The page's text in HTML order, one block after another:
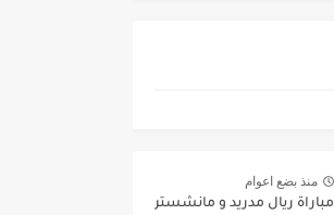
منذ بضع اعوام
مباراة ريال مدريد و مانشستر